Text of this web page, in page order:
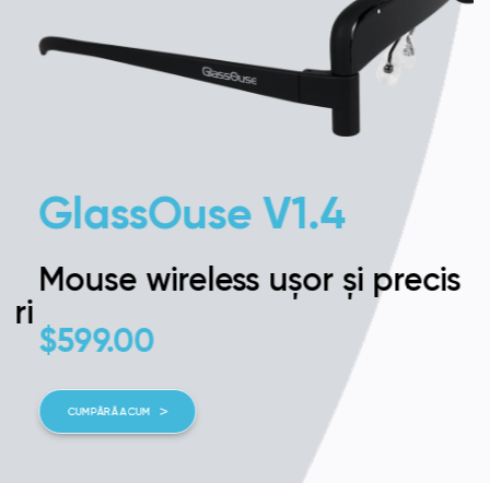
GlassOuse V1.4
Mouse wireless ușor și precis
599.00
CUMPĂRĂ ACUM